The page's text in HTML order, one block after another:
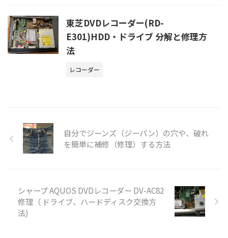
東芝DVDレコーダー(RD-
E301)HDD・ドライブ 分解と修理方
法
レコーダー
自分でジーンズ（ジーパン）の穴や、破れ
を簡単に補修（修理）する方法
シャープ AQUOS DVDレコーダー DV-AC82
修理（ ドライブ、ハードディスク交換方
法)